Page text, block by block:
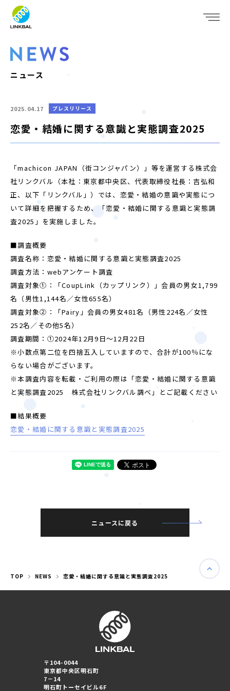
WHO WE ARE
SERVICE
IR
CONTACT
婚活パーティー（大阪）
匿名加工情報
JP
ニュース
2025.04.17 プレスリリース
恋愛・結婚に関する意識と実態調査2025
「machicon JAPAN（街コンジャパン）」等を運営する株式会
社リンクバル（本社：東京都中央区、代表取締役社長：吉弘和
正、以下「リンクバル」）では、恋愛・結婚の意識や実態につ
いて詳細を把握するため、「恋愛・結婚に関する意識と実態調
査2025」を実施しました。
■調査概要
調査名称：恋愛・結婚に関する意識と実態調査2025
調査方法：webアンケート調査
調査対象①：「CoupLink（カップリンク）」会員の男女1,799
名（男性1,144名／女性655名）
調査対象②：「Pairy」会員の男女481名（男性224名／女性
252名／その他5名）
調査期間：①2024年12月9日～12月22日
※小数点第二位を四捨五入していますので、合計が100％にな
らない場合がございます。
※本調査内容を転載・ご利用の際は「恋愛・結婚に関する意識
と実態調査2025 株式会社リンクバル調べ」とご記載ください
■結果概要
恋愛・結婚に関する意識と実態調査2025
ニュースに戻る
TOP NEWS 恋愛・結婚に関する意識と実態調査2025
〒104-0044
東京都中央区明石町
7－14
明石町トーセイビル6F